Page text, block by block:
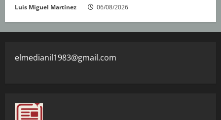
Luis Miguel Martínez 06/08/2026
elmedianil1983@gmail.com